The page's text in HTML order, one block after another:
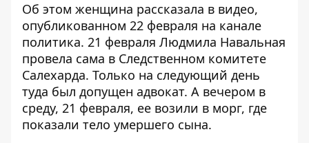
Об этом женщина рассказала в видео,
опубликованном 22 февраля на канале
политика. 21 февраля Людмила Навальная
провела сама в Следственном комитете
Салехарда. Только на следующий день
туда был допущен адвокат. А вечером в
среду, 21 февраля, ее возили в морг, где
показали тело умершего сына.